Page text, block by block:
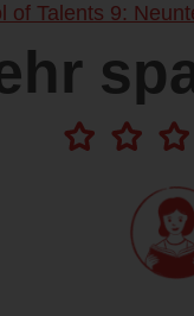
of Talents 9: